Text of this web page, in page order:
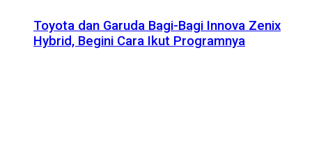
Toyota dan Garuda Bagi-Bagi Innova Zenix
Hybrid, Begini Cara Ikut Programnya